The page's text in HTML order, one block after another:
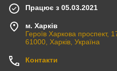
Працює з 05.03.2021
м. Харків
Героїв Харкова проспект,
61000, Харків, Україна
Контакти